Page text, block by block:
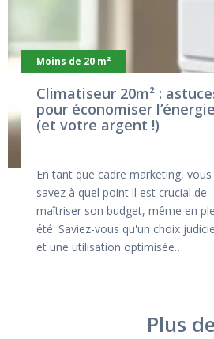
Moins de 20 m²
Climatiseur 20m² :
pour économiser l’énergie
(et votre argent !)
En tant que cadre marketing, vous
savez à quel point il est crucial de
maîtriser son budget, même en
été. Saviez-vous qu'un choix
et une utilisation optimisée…
Plus